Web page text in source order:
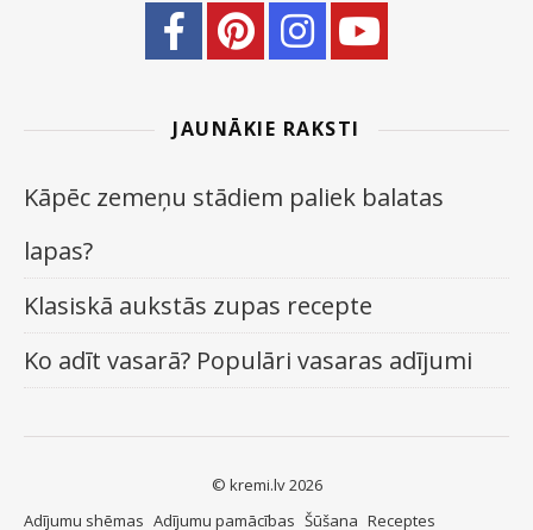
JAUNĀKIE RAKSTI
Kāpēc zemeņu stādiem paliek balatas
lapas?
Klasiskā aukstās zupas recepte
Ko adīt vasarā? Populāri vasaras adījumi
© kremi.lv 2026
Adījumu shēmas Adījumu pamācības Šūšana Receptes